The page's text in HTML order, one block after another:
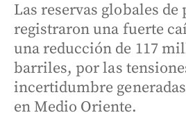
Las reservas globales de
registraron una fuerte
una reducción de 117
barriles, por las
incertidumbre
en Medio Oriente.